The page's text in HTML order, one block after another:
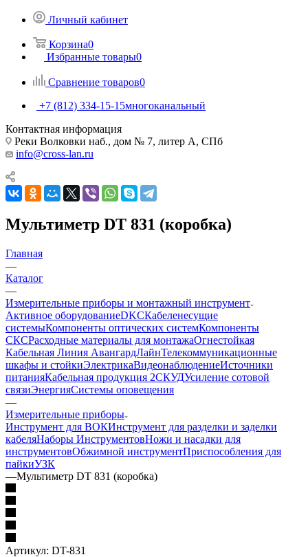
Личный кабинет
Корзина0
Избранные товары0
Сравнение товаров0
+7 (812) 334-15-15многоканальный
Контактная информация
Реки Волковки наб., дом № 7, литер А, СПб
info@cross-lan.ru
Мультиметр DT 831 (коробка)
Главная
—
Каталог
—
Измерительные приборы и монтажный инструмент
Активное оборудованиеDKCКабеленесущие
системыКомпоненты оптических системКомпоненты
СКСРасходные материалы для монтажаОгнестойкая
Кабельная Линия АвангардЛайнТелекоммуникационные
шкафы и стойкиЭлектрикаВидеонаблюдениеИсточники
питанияКабельная продукция 2СКУДУсиление сотовой
связиЭнергияСистемы оповещения
—
Измерительные приборы
Инструмент для ВОКИнструмент для разделки и заделки
кабеляНаборы ИнструментовНожи и насадки для
инструментовОбжимной инструментПриспособления для
пайкиУЗК
—Мультиметр DT 831 (коробка)
Артикул: DT-831